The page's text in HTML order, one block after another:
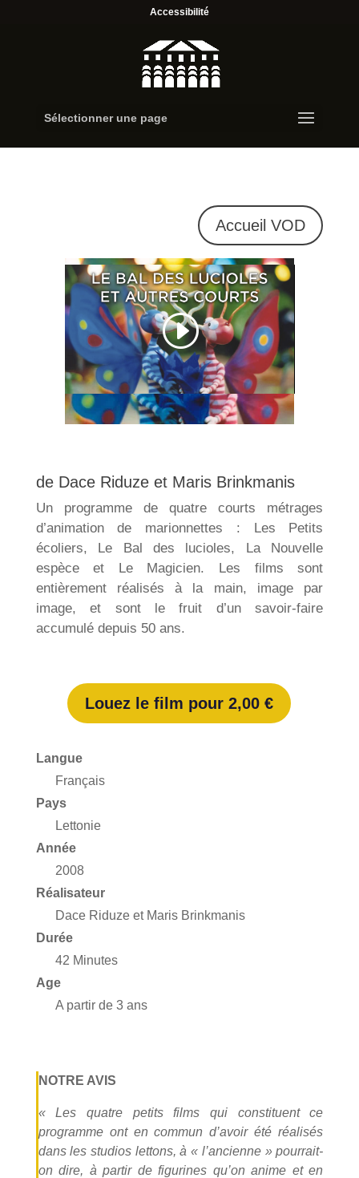
Accessibilité
Sélectionner une page
Accueil VOD
de Dace Riduze et Maris Brinkmanis
Un programme de quatre courts métrages
d’animation de marionnettes : Les Petits
écoliers, Le Bal des lucioles, La Nouvelle
espèce et Le Magicien. Les films sont
entièrement réalisés à la main, image par
image, et sont le fruit d’un savoir-faire
accumulé depuis 50 ans.
Louez le film pour 2,00 €
Langue
Français
Pays
Lettonie
Année
2008
Réalisateur
Dace Riduze et Maris Brinkmanis
Durée
42 Minutes
Age
A partir de 3 ans
NOTRE AVIS
« Les quatre petits films qui constituent ce
programme ont en commun d’avoir été réalisés
dans les studios lettons, à « l’ancienne » pourrait-
on dire, à partir de figurines qu’on anime et en